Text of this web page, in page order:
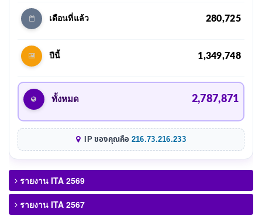
เดือนที่แล้ว 280,725
ปีนี้ 1,349,748
ทั้งหมด 2,787,871
IP ของคุณคือ 216.73.216.233
รายงาน ITA 2569
รายงาน ITA 2567